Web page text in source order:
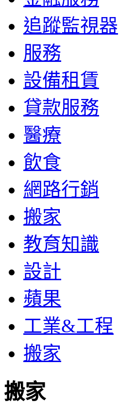
追蹤監視器
服務
設備租賃
貸款服務
醫療
飲食
網路行銷
搬家
教育知識
設計
蘋果
工業&工程
搬家
搬家